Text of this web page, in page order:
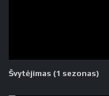
Švytėjimas (1 sezonas)